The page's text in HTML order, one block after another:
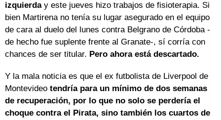
izquierda y este jueves hizo trabajos de fisioterapia. Si
bien Martirena no tenía su lugar asegurado en el equipo
de cara al duelo del lunes contra Belgrano de Córdoba -
de hecho fue suplente frente al Granate-, sí corría con
chances de ser titular. Pero ahora está descartado.
Y la mala noticia es que el ex futbolista de Liverpool de
Montevideo tendría para un mínimo de dos semanas
de recuperación, por lo que no solo se perdería el
choque contra el Pirata, sino también los cuartos de